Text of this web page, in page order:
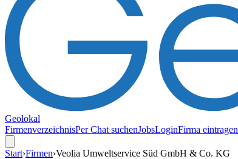
Geolokal
FirmenverzeichnisPer Chat suchenJobsLoginFirma eintragen
Start›Firmen›Veolia Umweltservice Süd GmbH & Co. KG